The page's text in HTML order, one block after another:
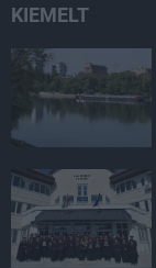
KIEMELT